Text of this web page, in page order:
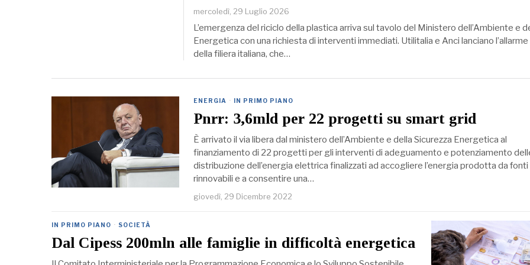
mercoledì, 29 Luglio 2026
L’emergenza del riciclo della plastica arriva sul tavolo del Ministero dell’Ambiente e
Energetica con una richiesta di interventi immediati. Utilitalia e Anci lanciano
della filiera italiana, che…
ENERGIA · IN PRIMO PIANO
Pnrr: 3,6mld per 22 progetti su smart grid
È arrivato il via libera dal ministero dell’Ambiente e della Sicurezza Energetica al
finanziamento di 22 progetti per gli interventi di adeguamento e potenziamento
distribuzione dell’energia elettrica finalizzati ad accogliere l’energia prodotta da fonti
rinnovabili e a consentire una…
giovedì, 29 Dicembre 2022
IN PRIMO PIANO · SOCIETÀ
Dal Cipess 200mln alle famiglie in difficoltà energetica